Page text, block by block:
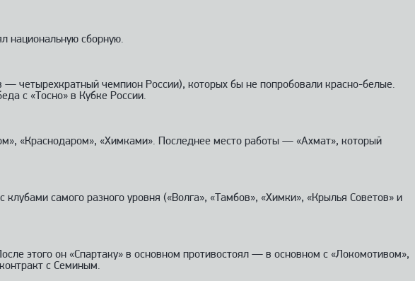
национальную сборную.
— четырехкратный чемпион России), которых бы не попробовали красно-белые.
с «Тосно» в Кубке России.
«Краснодаром», «Химками». Последнее место работы — «Ахмат», который
самого разного уровня («Волга», «Тамбов», «Химки», «Крылья Советов» и
этого он «Спартаку» в основном противостоял — в основном с «Локомотивом»,
с Семиным.